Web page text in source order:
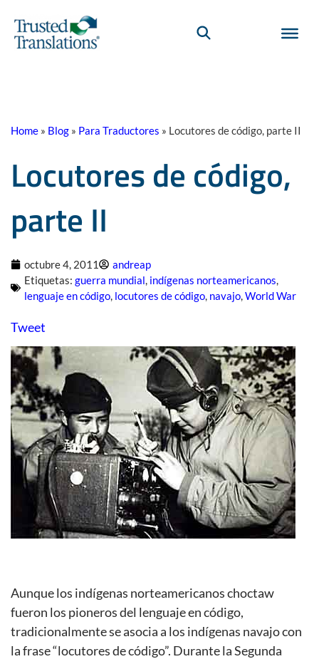
Home » Blog » Para Traductores » Locutores de código, parte II
Locutores de código,
parte II
octubre 4, 2011
andreap
Etiquetas: guerra mundial, indígenas norteamericanos,
lenguaje en código, locutores de código, navajo,World War
Tweet
Aunque los indígenas norteamericanos choctaw
fueron los pioneros del lenguaje en código,
tradicionalmente se asocia a los indígenas navajo con
la frase “locutores de código”. Durante la Segunda